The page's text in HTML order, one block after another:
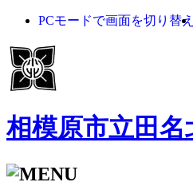
PCモードで画面を切り替え
相模原市立田名